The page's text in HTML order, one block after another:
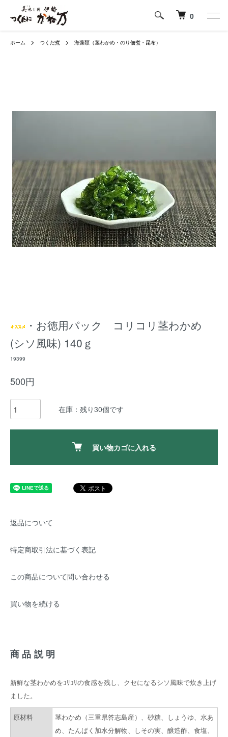
0
ホーム つくだ煮 海藻類（茎わかめ・のり佃煮・昆布）
・お徳用パック コリコリ茎わかめ
(シソ風味) 140ｇ
19399
500円
在庫：残り30個です
買い物カゴに入れる
返品について
特定商取引法に基づく表記
この商品について問い合わせる
買い物を続ける
商品説明
新鮮な茎わかめをｺﾘｺﾘの食感を残し、クセになるシソ風味で炊き上げ
ました。
原材料
茎わかめ（三重県答志島産）、砂糖、しょうゆ、水あ
め、たんぱく加水分解物、しその実、醸造酢、食塩、